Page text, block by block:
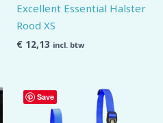
Excellent Essential Halster
Rood XS
€ 12,13 incl. btw
Save